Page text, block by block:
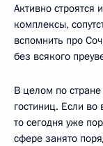
Активно строятся
комплексы,
вспомнить про
без всякого
В целом по
гостиниц. Если
то сегодня уже
сфере занято